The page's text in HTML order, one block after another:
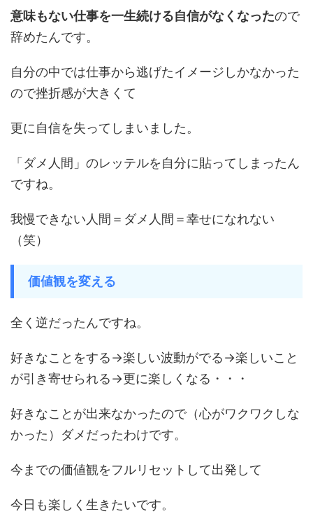
意味もない仕事を一生続ける自信がなくなったので
辞めたんです。
自分の中では仕事から逃げたイメージしかなかった
ので挫折感が大きくて
更に自信を失ってしまいました。
「ダメ人間」のレッテルを自分に貼ってしまったん
ですね。
我慢できない人間＝ダメ人間＝幸せになれない
（笑）
価値観を変える
全く逆だったんですね。
好きなことをする→楽しい波動がでる→楽しいこと
が引き寄せられる→更に楽しくなる・・・
好きなことが出来なかったので（心がワクワクしな
かった）ダメだったわけです。
今までの価値観をフルリセットして出発して
今日も楽しく生きたいです。